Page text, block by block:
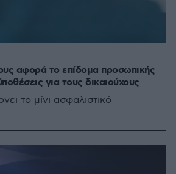
αφορά το επίδομα προσωπικής
για τους δικαιούχους
το μίνι ασφαλιστικό